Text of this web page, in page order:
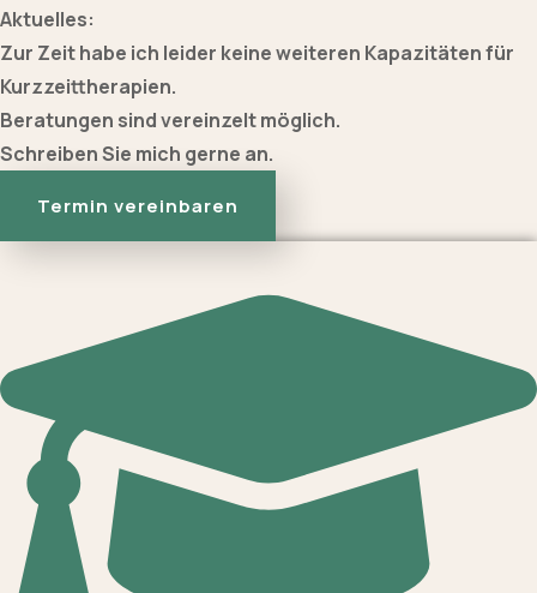
Aktuelles:
Zur Zeit habe ich leider keine weiteren Kapazitäten für
Kurzzeittherapien.
Beratungen sind vereinzelt möglich.
Schreiben Sie mich gerne an.
Termin vereinbaren